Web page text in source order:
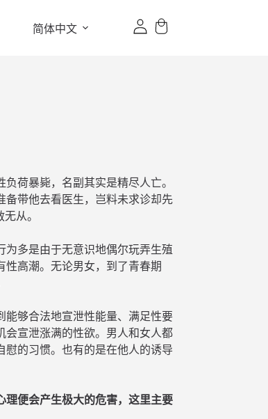
简体中文
荷暴毙，名副其实是精尽人亡。
备带他去看医生，岂料未求诊却先
从。
多是由于无意识地偶尔玩弄生殖
高潮。无论男女，到了青春期
能够合法地宣泄性能量、满足性要
会宣泄涨满的性欲。男人和女人都
慰的习惯。也有的是在他人的诱导
理便会产生极大的危害，这里主要